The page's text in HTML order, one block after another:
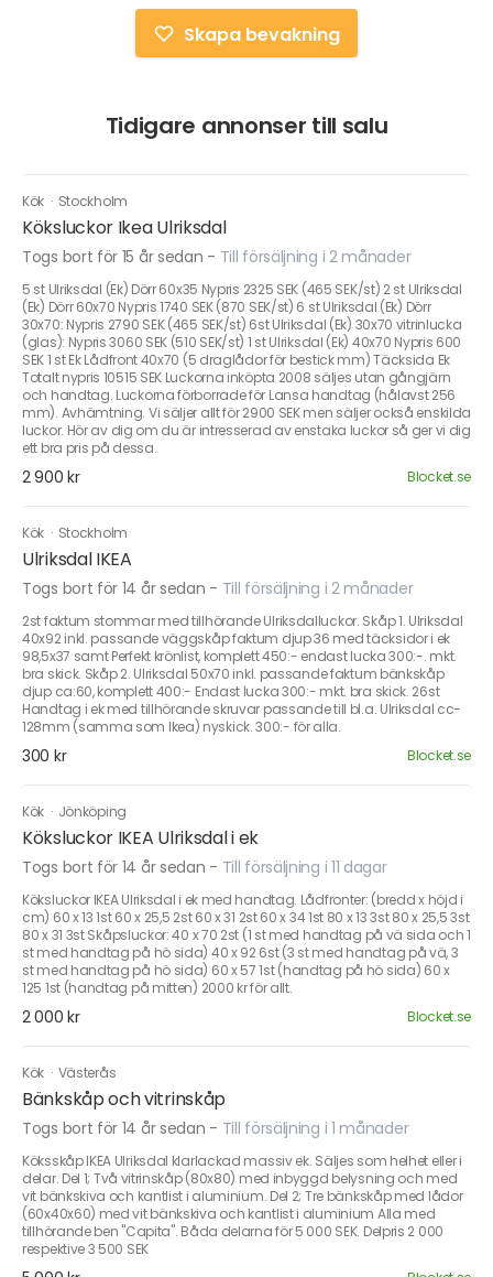
Skapa bevakning
Tidigare annonser till salu
Kök · Stockholm
Köksluckor Ikea Ulriksdal
Togs bort för 15 år sedan - Till försäljning i 2 månader
5 st Ulriksdal (Ek) Dörr 60x35 Nypris 2325 SEK (465 SEK/st) 2 st Ulriksdal
(Ek) Dörr 60x70 Nypris 1740 SEK (870 SEK/st) 6 st Ulriksdal (Ek) Dörr
30x70: Nypris 2790 SEK (465 SEK/st) 6st Ulriksdal (Ek) 30x70 vitrinlucka
(glas): Nypris 3060 SEK (510 SEK/st) 1 st Ulriksdal (Ek) 40x70 Nypris 600
SEK 1 st Ek Lådfront 40x70 (5 draglådor för bestick mm) Täcksida Ek
Totalt nypris 10515 SEK Luckorna inköpta 2008 säljes utan gångjärn
och handtag. Luckorna förborrade för Lansa handtag (hålavst 256
mm). Avhämtning. Vi säljer allt för 2900 SEK men säljer också enskilda
luckor. Hör av dig om du är intresserad av enstaka luckor så ger vi dig
ett bra pris på dessa.
2 900 kr Blocket.se
Kök · Stockholm
Ulriksdal IKEA
Togs bort för 14 år sedan - Till försäljning i 2 månader
2st faktum stommar med tillhörande Ulriksdalluckor. Skåp 1. Ulriksdal
40x92 inkl. passande väggskåp faktum djup 36 med täcksidor i ek
98,5x37 samt Perfekt krönlist, komplett 450:- endast lucka 300:-. mkt.
bra skick. Skåp 2. Ulriksdal 50x70 inkl. passande faktum bänkskåp
djup ca:60, komplett 400:- Endast lucka 300:- mkt. bra skick. 26st
Handtag i ek med tillhörande skruvar passande till bl.a. Ulriksdal cc-
128mm (samma som Ikea) nyskick. 300:- för alla.
300 kr Blocket.se
Kök · Jönköping
Köksluckor IKEA Ulriksdal i ek
Togs bort för 14 år sedan - Till försäljning i 11 dagar
Köksluckor IKEA Ulriksdal i ek med handtag. Lådfronter: (bredd x höjd i
cm) 60 x 13 1st 60 x 25,5 2st 60 x 31 2st 60 x 34 1st 80 x 13 3st 80 x 25,5 3st
80 x 31 3st Skåpsluckor: 40 x 70 2st (1 st med handtag på vä sida och 1
st med handtag på hö sida) 40 x 92 6st (3 st med handtag på vä, 3
st med handtag på hö sida) 60 x 57 1st (handtag på hö sida) 60 x
125 1st (handtag på mitten) 2000 kr för allt.
2 000 kr Blocket.se
Kök · Västerås
Bänkskåp och vitrinskåp
Togs bort för 14 år sedan - Till försäljning i 1 månader
Köksskåp IKEA Ulriksdal klarlackad massiv ek. Säljes som helhet eller i
delar. Del 1; Två vitrinskåp (80x80) med inbyggd belysning och med
vit bänkskiva och kantlist i aluminium. Del 2; Tre bänkskåp med lådor
(60x40x60) med vit bänkskiva och kantlist i aluminium Alla med
tillhörande ben "Capita". Båda delarna för 5 000 SEK. Delpris 2 000
respektive 3 500 SEK